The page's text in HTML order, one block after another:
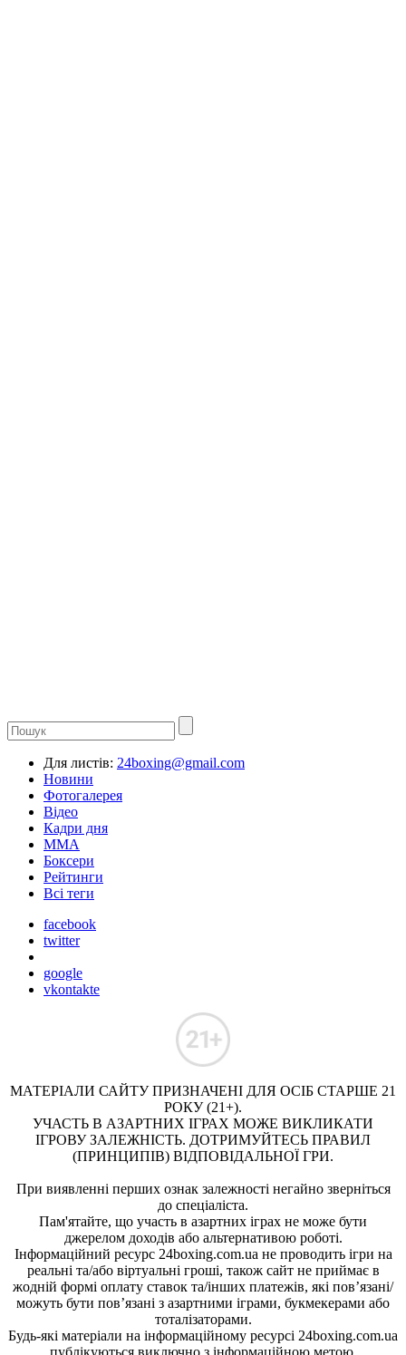
Для листів: 24boxing@gmail.com
Новини
Фотогалерея
Відео
Кадри дня
ММА
Боксери
Рейтинги
Всі теги
facebook
twitter
google
vkontakte
МАТЕРІАЛИ САЙТУ ПРИЗНАЧЕНІ ДЛЯ ОСІБ СТАРШЕ 21
РОКУ (21+).
УЧАСТЬ В АЗАРТНИХ ІГРАХ МОЖЕ ВИКЛИКАТИ
ІГРОВУ ЗАЛЕЖНІСТЬ. ДОТРИМУЙТЕСЬ ПРАВИЛ
(ПРИНЦИПІВ) ВІДПОВІДАЛЬНОЇ ГРИ.
При виявленні перших ознак залежності негайно зверніться
до спеціаліста.
Пам'ятайте, що участь в азартних іграх не може бути
джерелом доходів або альтернативою роботі.
Інформаційний ресурс 24boxing.com.ua не проводить ігри на
реальні та/або віртуальні гроші, також сайт не приймає в
жодній формі оплату ставок та/інших платежів, які пов’язані/
можуть бути пов’язані з азартними іграми, букмекерами або
тоталізаторами.
Будь-які матеріали на інформаційному ресурсі 24boxing.com.ua
публікуються виключно з інформаційною метою.